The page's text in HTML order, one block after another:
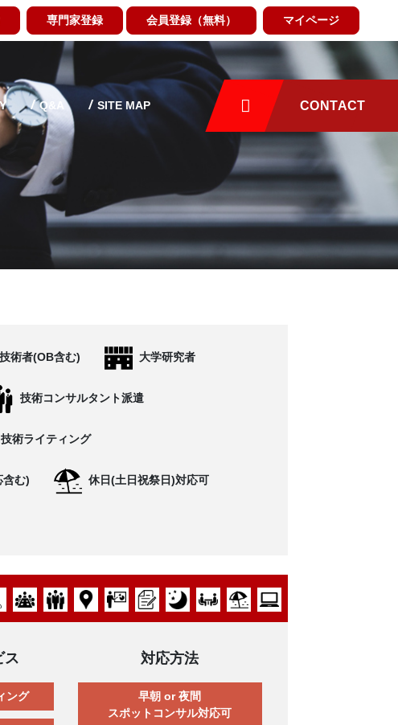
専門家登録 会員登録（無料） マイページ
Q&A SITE MAP CONTACT
術者(OB含む) 大学研究者
技術コンサルタント派遣
術ライティング
含む) 休日(土日祝祭日)対応可
ス
ング
対応方法
早朝 or 夜間
スポットコンサル対応可